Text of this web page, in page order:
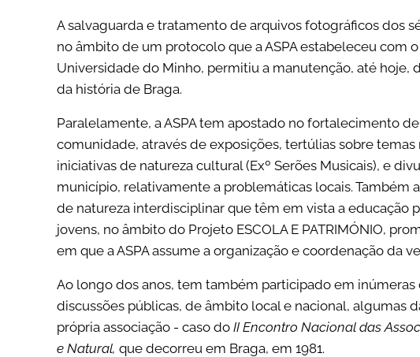
A salvaguarda e tratamento de arquivos fotográficos dos
no âmbito de um protocolo que a ASPA estabeleceu com
Universidade do Minho, permitiu a manutenção, até hoje,
da história de Braga.
Paralelamente, a ASPA tem apostado no fortalecimento
comunidade, através de exposições, tertúlias sobre
iniciativas de natureza cultural (Exº Serões Musicais), e
município, relativamente a problemáticas locais.
de natureza interdisciplinar que têm em vista a educação
jovens, no âmbito do Projeto ESCOLA E PATRIMÓNIO,
em que a ASPA assume a organização e coordenação da
Ao longo dos anos, tem também participado em
discussões públicas, de âmbito local e nacional, algumas
própria associação - caso do II Encontro Nacional das
e Natural, que decorreu em Braga, em 1981.